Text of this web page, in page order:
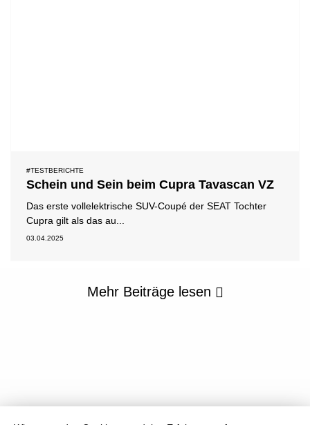
#TESTBERICHTE
Schein und Sein beim Cupra Tavascan VZ
Das erste vollelektrische SUV-Coupé der SEAT Tochter
Cupra gilt als das au...
03.04.2025
Mehr Beiträge lesen